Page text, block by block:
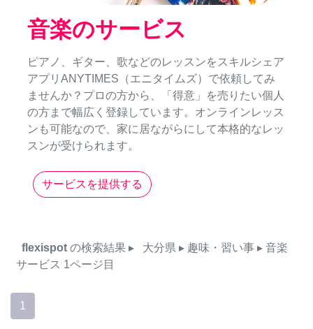
音楽のサービス
ピアノ、ギター、歌などのレッスンをスキルシェア
アプリANYTIMES（エニタイムズ）で依頼してみ
ませんか？プロの方から、「得意」を売りたい個人
の方まで幅広く登録しています。オンラインレッス
ンも可能なので、家に居ながらにして本格的なレッ
スンが受けられます。
サービスを提供する
flexispot の検索結果 ▸ 大分県 ▸ 趣味・習い事 ▸ 音楽
サービス 1ページ目
1